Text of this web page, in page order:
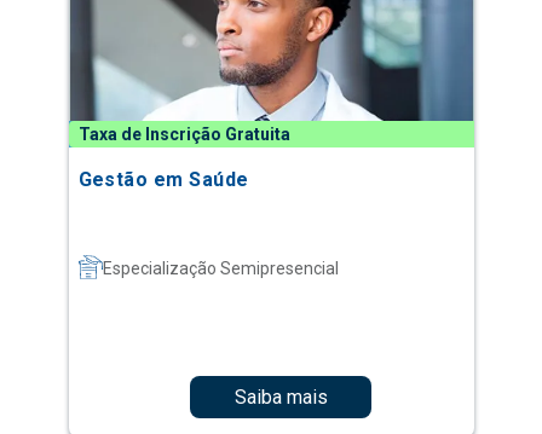
Taxa de Inscrição Gratuita
Gestão em Saúde
Especialização Semipresencial
Saiba mais